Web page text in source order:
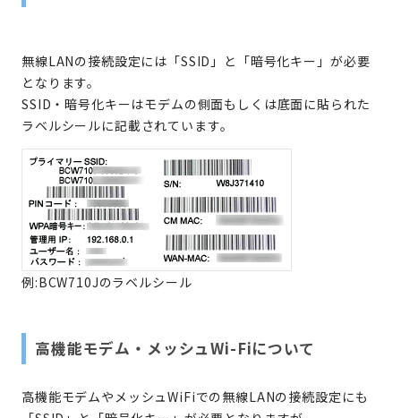
無線LANの接続設定には「SSID」と「暗号化キー」が必要
となります。
SSID・暗号化キーはモデムの側面もしくは底面に貼られた
ラベルシールに記載されています。
例:BCW710Jのラベルシール
高機能モデム・メッシュWi-Fiについて
高機能モデムやメッシュWiFiでの無線LANの接続設定にも